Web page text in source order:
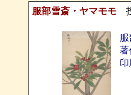
服部雪斎・ヤマモモ投
著